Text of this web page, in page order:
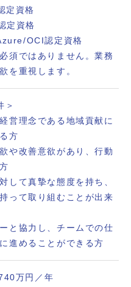
定資格
定資格
OCI認定資格
須ではありません。業務
を重視します。
＞
営理念である地域貢献に
方
や改善意欲があり、行動
して真摯な態度を持ち、
って取り組むことが出来
と協力し、チームでの仕
進めることができる方
万円／年